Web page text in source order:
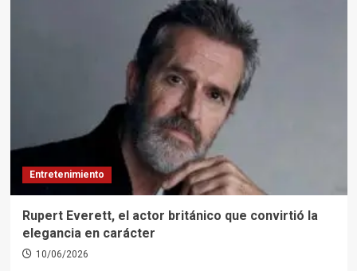
Entretenimiento
Rupert Everett, el actor británico que convirtió la
elegancia en carácter
10/06/2026